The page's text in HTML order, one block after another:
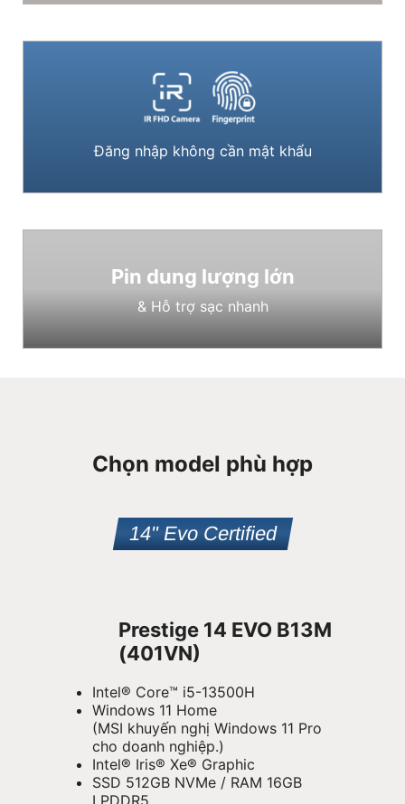
Đăng nhập không cần mật khẩu
Pin dung lượng lớn
& Hỗ trợ sạc nhanh
Chọn model phù hợp
14" Evo Certified
Prestige 14 EVO B13M
(401VN)
Intel® Core™ i5-13500H
Windows 11 Home
(MSI khuyến nghị Windows 11 Pro
cho doanh nghiệp.)
Intel® Iris® Xe® Graphic
SSD 512GB NVMe / RAM 16GB